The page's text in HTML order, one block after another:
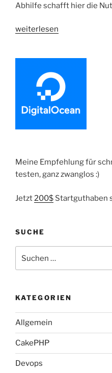
Abhilfe schafft hier die
„Shopware
sinnvoll
aufteilen“
weiterlesen
Meine Empfehlung für
testen, ganz zwanglos :)
Jetzt200$ Startguthaben
SUCHE
nach:
KATEGORIEN
Allgemein
CakePHP
Devops